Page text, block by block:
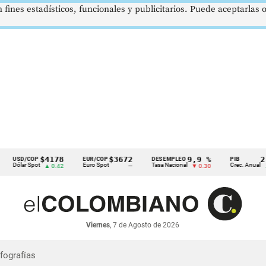
COP
Spot
$4178
▲ 0.42
EUR/COP
Euro Spot
$3672 DESEMPLEO
Tasa Nacional
9,9 %
▼ 0.30 Crec. Anual
2,8
▲
Viernes, 7 de Agosto de 2026
estadísticos, funcionales y publicitarios. Puede aceptarlas